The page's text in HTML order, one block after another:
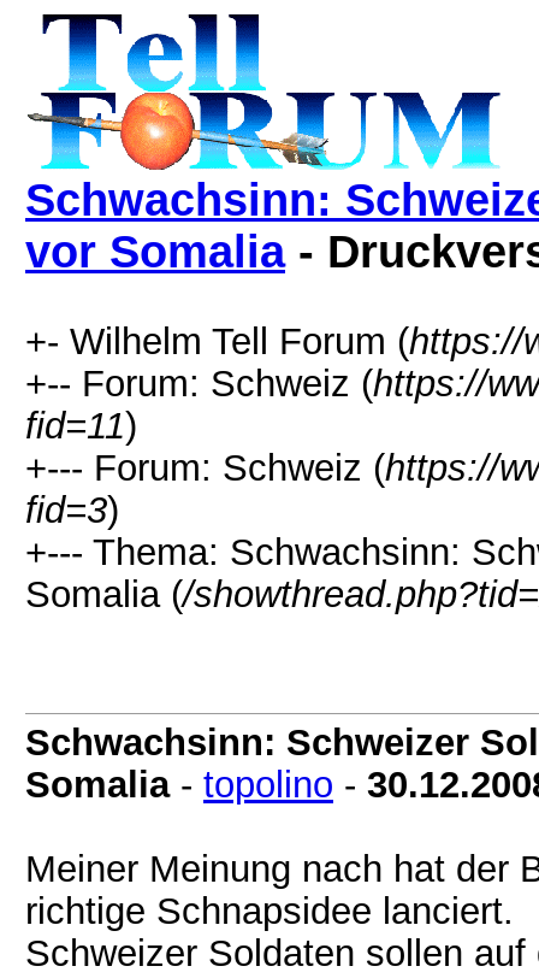
Schwachsinn:
vor Somalia-
+- Wilhelm Tell Forum (https://
+-- Forum: Schweiz (https://
fid=11)
+--- Forum: Schweiz (https://
fid=3)
+--- Thema: Schwachsinn:
Somalia (/
Schwachsinn: Schweizer
Somalia- topolino -
Meiner Meinung nach hat der
richtige Schnapsidee lanciert.
Schweizer Soldaten sollen